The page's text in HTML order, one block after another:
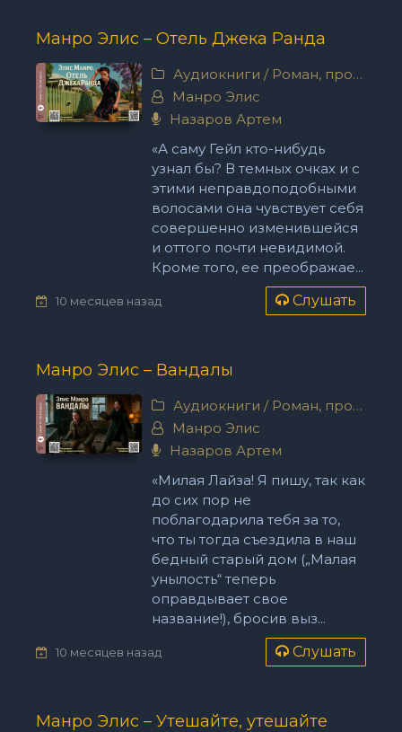
Манро Элис – Отель Джека Ранда
Аудиокниги / Роман, проза
Манро Элис
Назаров Артем
«А саму Гейл кто-нибудь
узнал бы? В темных очках и с
этими неправдоподобными
волосами она чувствует себя
совершенно изменившейся
и оттого почти невидимой.
Кроме того, ее преображае...
10 месяцев назад Слушать
Манро Элис – Вандалы
Аудиокниги / Роман, проза
Манро Элис
Назаров Артем
«Милая Лайза! Я пишу, так как
до сих пор не
поблагодарила тебя за то,
что ты тогда съездила в наш
бедный старый дом („Малая
унылость“ теперь
оправдывает свое
название!), бросив выз...
10 месяцев назад Слушать
Манро Элис – Утешайте, утешайте